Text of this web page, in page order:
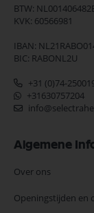
BTW:
KVK: 60566981
IBAN:
BIC: RABONL2U
+31 (0)74-
+31630757204
Algemene
Over ons
Openingstijden en